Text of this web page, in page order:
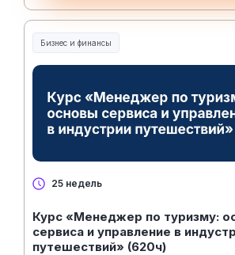
Бизнес и финансы
25 недель
Курс «Менеджер по туризму:
сервиса и управление в
путешествий» (620ч)